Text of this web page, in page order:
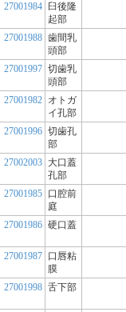
27001984
臼後隆
起部
27001988 歯間乳
頭部
27001997 切歯乳
頭部
27001982 オトガ
イ孔部
27001996 切歯孔
部
27002003 大口蓋
孔部
27001985 口腔前
庭
27001986 硬口蓋
27001987 口唇粘
膜
27001998 舌下部